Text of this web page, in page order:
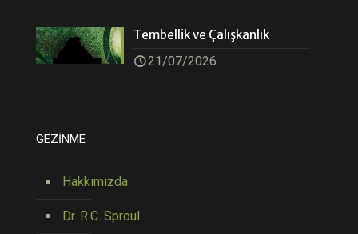
Tembellik ve Çalışkanlık
21/07/2026
GEZİNME
Hakkımızda
Dr. R.C. Sproul